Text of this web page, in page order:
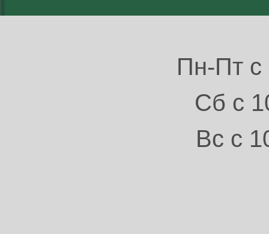
Пн-Пт с
Сб с
Вс с